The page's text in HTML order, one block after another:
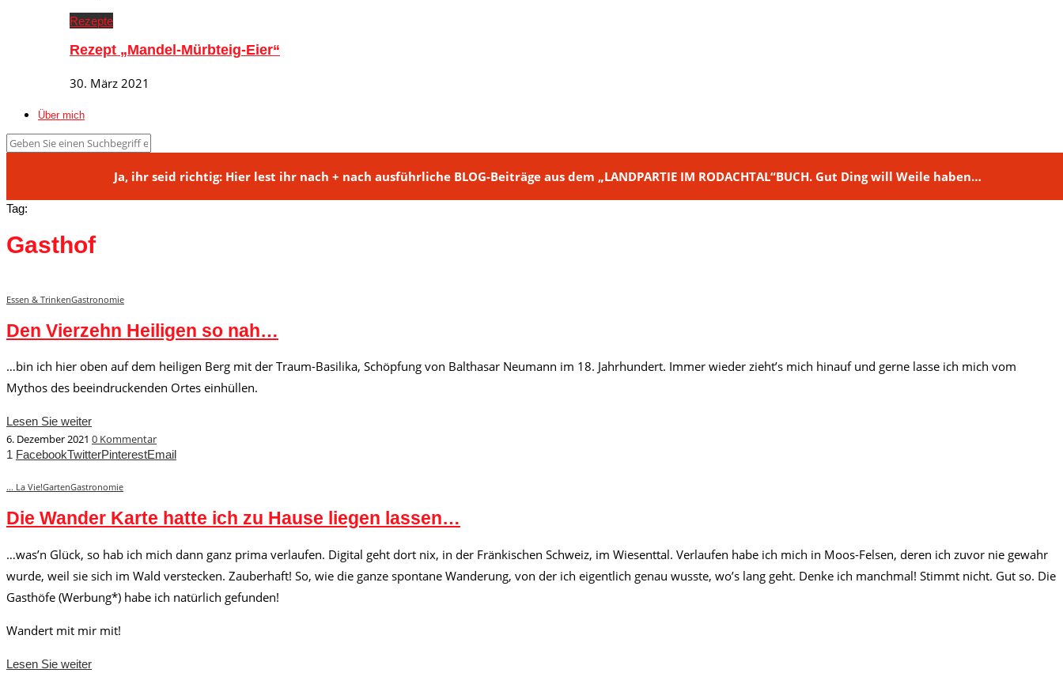
Rezepte
Rezept „Mandel-Mürbteig-Eier“
30. März 2021
Über mich
Ja, ihr seid richtig: Hier lest ihr nach + nach ausführliche BLOG-Beiträge aus dem „LANDPARTIE IM RODACHTAL“BUCH. Gut Ding will Weile haben…
Tag:
Gasthof
Essen & TrinkenGastronomie
Den Vierzehn Heiligen so nah…
…bin ich hier oben auf dem heiligen Berg mit der Traum-Basilika, Schöpfung von Balthasar Neumann im 18. Jahrhundert. Immer wieder zieht’s mich hinauf und gerne lasse ich mich vom
Mythos des beeindruckenden Ortes einhüllen.
Lesen Sie weiter
6. Dezember 2021 0 Kommentar
1 FacebookTwitterPinterestEmail
... La Vie!GartenGastronomie
Die Wander Karte hatte ich zu Hause liegen lassen…
…was’n Glück, so hab ich mich dann ganz prima verlaufen. Digital geht dort nix, in der Fränkischen Schweiz, im Wiesenttal. Verlaufen habe ich mich in Moos-Felsen, deren ich zuvor nie gewahr
wurde, weil sie sich im Wald verstecken. Zauberhaft! So, wie die ganze spontane Wanderung, von der ich eigentlich genau wusste, wo’s lang geht. Denke ich manchmal! Stimmt nicht. Gut so. Die
Gasthöfe (Werbung*) habe ich natürlich gefunden!
Wandert mit mir mit!
Lesen Sie weiter